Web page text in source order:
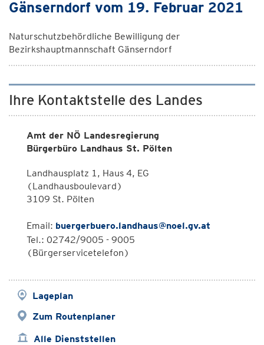
Gänserndorf vom 19. Februar 2021
Naturschutzbehördliche Bewilligung der
Bezirkshauptmannschaft Gänserndorf
Ihre Kontaktstelle des Landes
Amt der NÖ Landesregierung
Bürgerbüro Landhaus St. Pölten
Landhausplatz 1, Haus 4, EG
(Landhausboulevard)
3109 St. Pölten
Email: buergerbuero.landhaus@noel.gv.at
Tel.: 02742/9005 - 9005
(Bürgerservicetelefon)
Lageplan
Zum Routenplaner
Alle Dienststellen